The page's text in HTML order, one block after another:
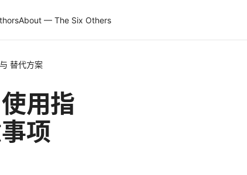
About — The Six Others
替代方案
用指
项